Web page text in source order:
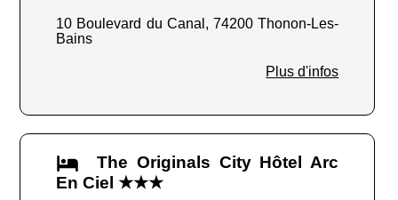
10 Boulevard du Canal, 74200 Thonon-Les-
Bains
Plus d'infos
The Originals City Hôtel Arc
En Ciel ★★★